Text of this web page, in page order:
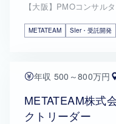
【大阪】PMOコンサル
METATEAM SIer・受託開発
年収 500～800万円
METATEAM株式
クトリーダー